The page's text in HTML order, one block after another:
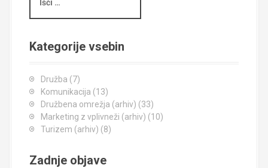
č
Kategorije vsebin
Družba (7)
Komunikacija (13)
Družbena omrežja (arhiv) (33)
Marketing z vplivneži (arhiv) (10)
Turizem (arhiv) (8)
Zadnje objave